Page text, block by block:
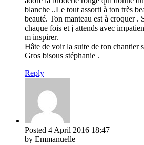
blanche ..Le tout assorti à ton très
beauté. Ton manteau est à croquer .
chaque fois et j attends avec
m inspirer.
Hâte de voir la suite de ton chantier
Gros bisous stéphanie .
Reply
Posted 4 April 2016 18:47
by Emmanuelle